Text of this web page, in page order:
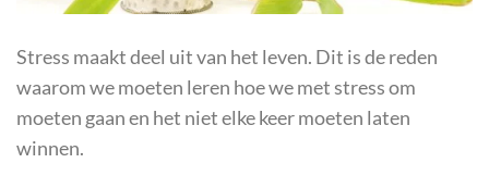
Stress maakt deel uit van het leven. Dit is de reden
waarom we moeten leren hoe we met stress om
moeten gaan en het niet elke keer moeten laten
winnen.